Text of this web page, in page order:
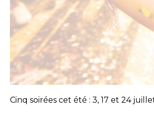
Cinq soirées cet été : 3, 17 et 24